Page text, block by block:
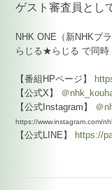
ゲスト審査員とし
NHK ONE（新NHKプ
らじる★らじる で同時
【番組HPページ】
【公式X】 ＠
【公式Instagram】 ＠
https://www.instagram.com/
【公式LINE】 https://